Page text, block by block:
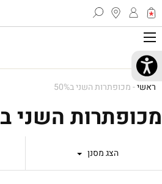
ראשי-מכופתרות השני ב50%
מכופתרות השני ב50%
הצג מסנן